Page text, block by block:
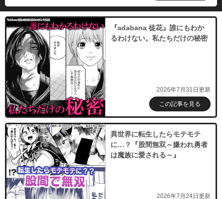
『adabana 徒花』誰にもわか
るわけない。私たちだけの秘密
2026年7月31日更新
この記事を見る
異世界に転生したらモテモテ
に…？『股間無双～嫌われ勇者
は魔族に愛される～』
2026年7月24日更新